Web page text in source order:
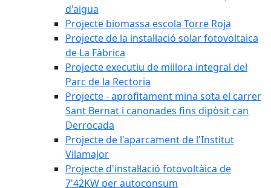
d'aigua
Projecte biomassa escola Torre Roja
Projecte de la instal·lació solar fotovoltaica
de La Fàbrica
Projecte executiu de millora integral del
Parc de la Rectoria
Projecte - aprofitament mina sota el carrer
Sant Bernat i canonades fins dipòsit can
Derrocada
Projecte de l'aparcament de l'Institut
Vilamajor
Projecte d'instal·lació fotovoltàica de
7'42KW per autoconsum